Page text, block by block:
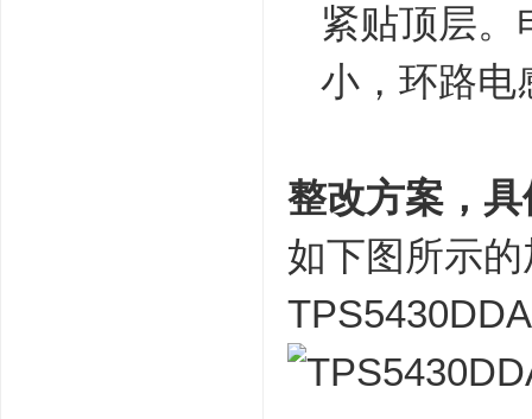
紧贴顶层。
小，环路电
整改方案，
如下图所示